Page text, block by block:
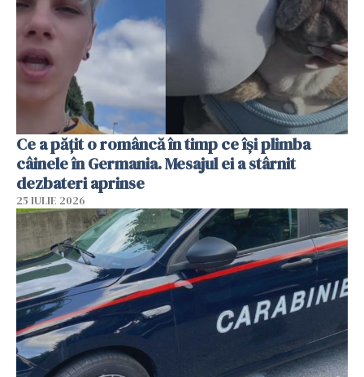
Ce a pățit o româncă în timp ce își plimba
câinele în Germania. Mesajul ei a stârnit
dezbateri aprinse
25 IULIE 2026